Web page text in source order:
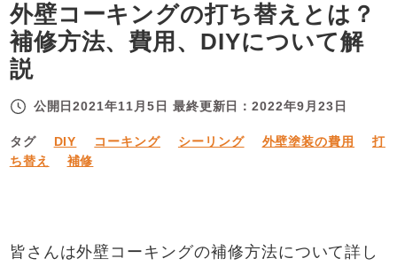
外壁コーキングの打ち替えとは？
補修方法、費用、DIYについて解
説
公開日2021年11月5日 最終更新日：2022年9月23日
タグ DIY コーキング シーリング 外壁塗装の費用
打
ち替え
補修
皆さんは外壁コーキングの補修方法について詳し